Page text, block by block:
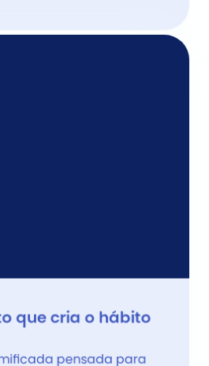
que cria o hábito
pensada para